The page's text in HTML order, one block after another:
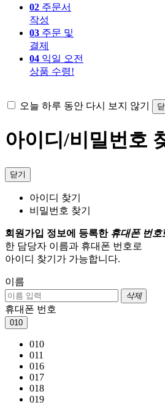
02 주문서
작성
03 주문 및
결제
04 익일 오전
상품 수령!
오늘 하루 동안 다시 보지 않기
아이디/비밀번호
닫기
아이디 찾기
비밀번호 찾기
회원가입 정보에 등록한 휴대폰 번호
한 담당자 이름과 휴대폰 번호로
아이디 찾기가 가능합니다.
이름
삭제
휴대폰 번호
010
010
011
016
017
018
019